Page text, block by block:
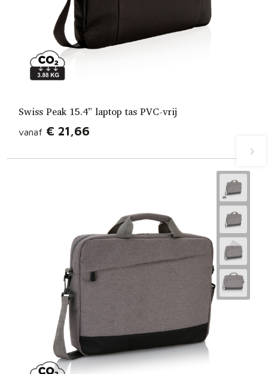
Swiss Peak 15.4” laptop tas PVC-vrij
vanaf € 21,66